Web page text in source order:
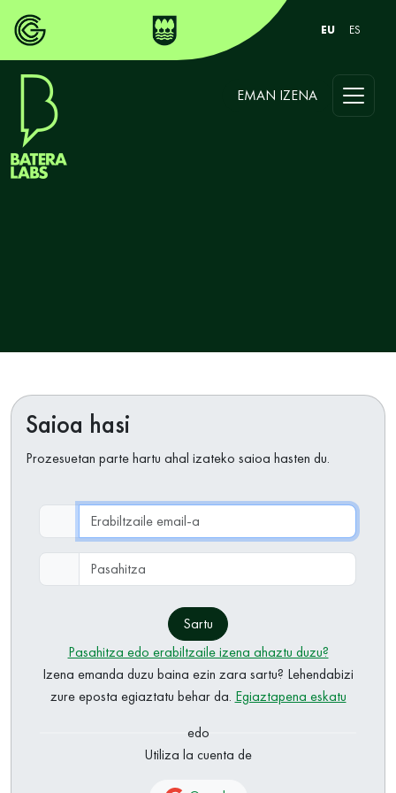
EU ES
EMAN IZENA
Saioa hasi
Prozesuetan parte hartu ahal izateko saioa hasten du.
Erabiltzaile email-a
Pasahitza
Sartu
Pasahitza edo erabiltzaile izena ahaztu duzu?
Izena emanda duzu baina ezin zara sartu? Lehendabizi
zure eposta egiaztatu behar da. Egiaztapena eskatu
edo
Utiliza la cuenta de